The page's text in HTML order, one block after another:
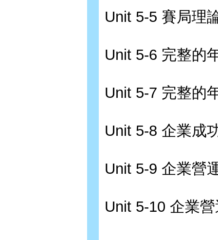
Unit 5-5 賽局理
Unit 5-6 完整的
Unit 5-7 完整的
Unit 5-8 企業成
Unit 5-9 企業營
Unit 5-10 企業